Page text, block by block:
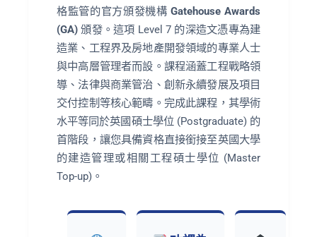
格監管的官方頒發機構Gatehouse Awards
(GA) 頒發。這項 Level 7 的深造文憑專為建
造業、工程界及房地產開發領域的專業人士
與中高層管理者而設。課程涵蓋工程戰略領
導、法律與商業管治、創新永續發展及項目
交付控制等核心範疇。完成此課程，其學術
水平等同於英國碩士學位 (Postgraduate) 的
首階段，讓您具備資格直接銜接至英國大學
的建造管理或相關工程碩士學位 (Master
Top-up)。